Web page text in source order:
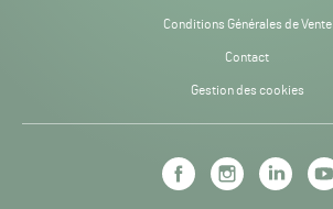
Conditions Générales de Vente
Contact
Gestion des cookies